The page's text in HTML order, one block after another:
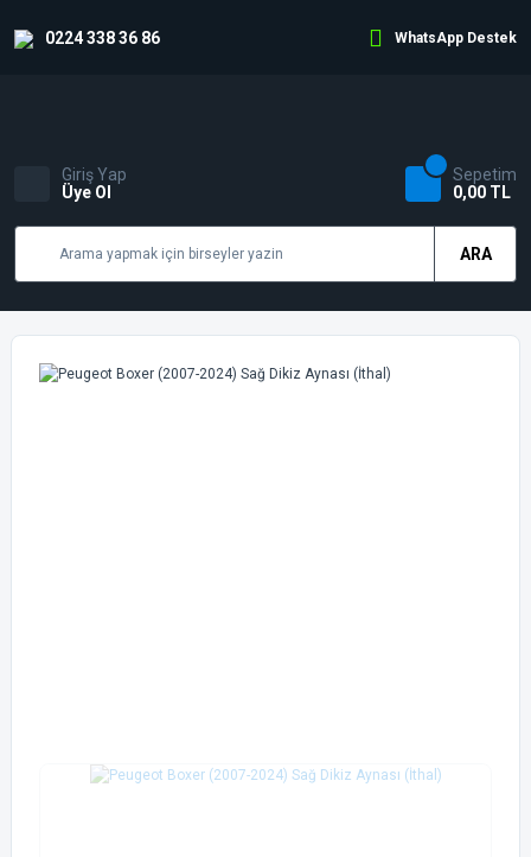
0224 338 36 86 WhatsApp Destek
ARA
Giriş Yap
Üye Ol
Sepetim
0,00 TL